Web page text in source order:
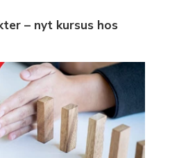
– nyt kursus hos